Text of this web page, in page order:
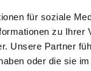
für soziale
zu Ihrer
Unsere Partner
oder die sie
vs. X-Berg.